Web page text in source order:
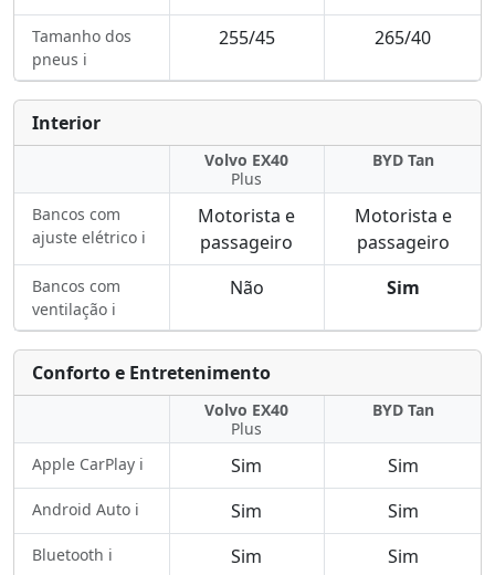
Tamanho dos
pneus ℹ️
255/45 265/40
Interior
Volvo EX40
Plus
BYD Tan
Bancos com
ajuste elétrico ℹ️
Motorista e
passageiro
Motorista e
passageiro
Bancos com
ventilação ℹ️
Não Sim
Conforto e Entretenimento
Volvo EX40
Plus
BYD Tan
Apple CarPlay ℹ️ Sim Sim
Android Auto ℹ️ Sim Sim
Bluetooth ℹ️ Sim Sim